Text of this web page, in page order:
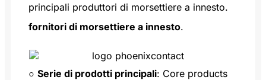
principali produttori di morsettiere a innesto.
fornitori di morsettiere a innesto.
○ Serie di prodotti principali: Core products